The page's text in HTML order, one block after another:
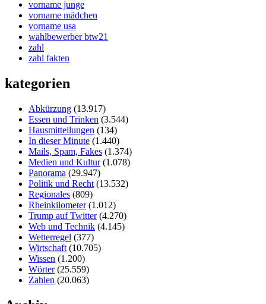
vorname junge
vorname mädchen
vorname usa
wahlbewerber btw21
zahl
zahl fakten
kategorien
Abkürzung (13.917)
Essen und Trinken (3.544)
Hausmitteilungen (134)
In dieser Minute (1.440)
Mails, Spam, Fakes (1.374)
Medien und Kultur(1.078)
Panorama (29.947)
Politik und Recht (13.532)
Regionales (809)
Rheinkilometer(1.012)
Trump auf Twitter(4.270)
Web und Technik (4.145)
Wetterregel (377)
Wirtschaft (10.705)
Wissen (1.200)
Wörter(25.559)
Zahlen (20.063)